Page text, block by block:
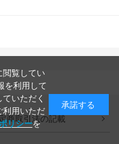
商取引法の記載
閲覧してい
を利用して
いただく
利用いただ
リシーを
承諾する